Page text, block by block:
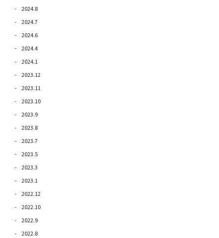
2024.8
2024.7
2024.6
2024.4
2024.1
2023.12
2023.11
2023.10
2023.9
2023.8
2023.7
2023.5
2023.3
2023.1
2022.12
2022.10
2022.9
2022.8